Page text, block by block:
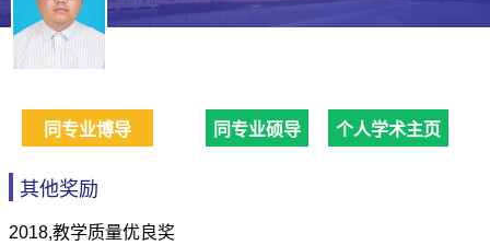
同专业博导 同专业硕导 个人学术主页
其他奖励
2018,教学质量优良奖